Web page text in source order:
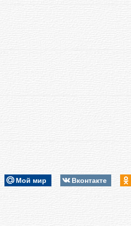
Мой мир Вконтакте